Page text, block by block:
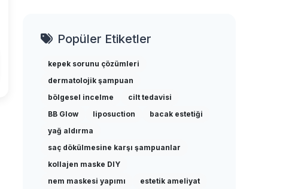
Popüler Etiketler
kepek sorunu çözümleri
dermatolojik şampuan
bölgesel incelme
cilt tedavisi
BB Glow
liposuction
bacak estetiği
yağ aldırma
saç dökülmesine karşı şampuanlar
kollajen maske DIY
nem maskesi yapımı
estetik ameliyat